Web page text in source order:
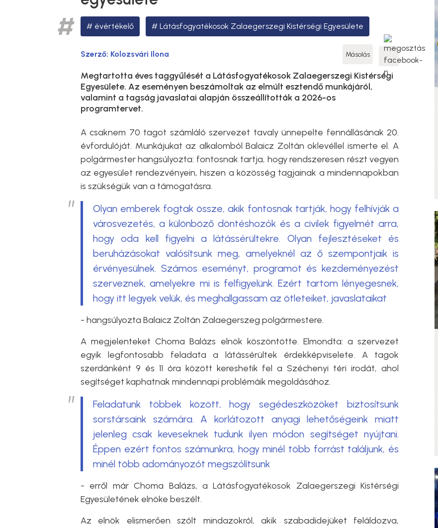
évértékelő Látásfogyatékosok Zalaegerszegi Kistérségi Egyesülete
Szerző: Kolozsvári Ilona Másolás
Megtartotta éves taggyűlését a Látásfogyatékosok Zalaegerszegi Kistérségi
Egyesülete. Az eseményen beszámoltak az elmúlt esztendő munkájáról,
valamint a tagság javaslatai alapján összeállították a 2026-os
programtervet.
A csaknem 70 tagot számláló szervezet tavaly ünnepelte fennállásának 20.
évfordulóját. Munkájukat az alkalomból Balaicz Zoltán oklevéllel ismerte el. A
polgármester hangsúlyozta: fontosnak tartja, hogy rendszeresen részt vegyen
az egyesület rendezvényein, hiszen a közösség tagjainak a mindennapokban
is szükségük van a támogatásra.
Olyan emberek fogtak össze, akik fontosnak tartják, hogy felhívják a
városvezetés, a különböző döntéshozók és a civilek figyelmét arra,
hogy oda kell figyelni a látássérültekre. Olyan fejlesztéseket és
beruházásokat valósítsunk meg, amelyeknél az ő szempontjaik is
érvényesülnek. Számos eseményt, programot és kezdeményezést
szerveznek, amelyekre mi is felfigyelünk. Ezért tartom lényegesnek,
hogy itt legyek velük, és meghallgassam az ötleteiket, javaslataikat
- hangsúlyozta Balaicz Zoltán Zalaegerszeg polgármestere.
A megjelenteket Choma Balázs elnök köszöntötte. Elmondta: a szervezet
egyik legfontosabb feladata a látássérültek érdekképviselete. A tagok
szerdánként 9 és 11 óra között kereshetik fel a Széchenyi téri irodát, ahol
segítséget kaphatnak mindennapi problémáik megoldásához.
Feladatunk többek között, hogy segédeszközöket biztosítsunk
sorstársaink számára. A korlátozott anyagi lehetőségeink miatt
jelenleg csak keveseknek tudunk ilyen módon segítséget nyújtani.
Éppen ezért fontos számunkra, hogy minél több forrást találjunk, és
minél több adományozót megszólítsunk
- erről már Choma Balázs, a Látásfogyatékosok Zalaegerszegi Kistérségi
Egyesületének elnöke beszélt.
Az elnök elismerően szólt mindazokról, akik szabadidejüket feláldozva,